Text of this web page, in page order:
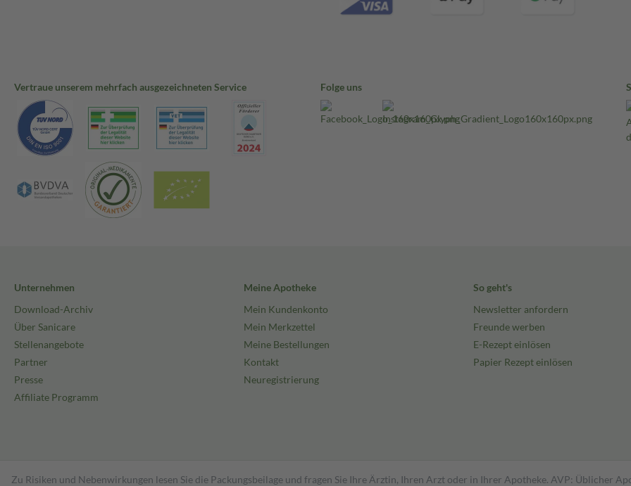
Vertraue unserem mehrfach ausgezeichneten Service Folge uns
Unternehmen
Download-Archiv
Über Sanicare
Stellenangebote
Partner
Presse
Affiliate Programm
Meine Apotheke
Mein Kundenkonto
Mein Merkzettel
Meine Bestellungen
Kontakt
Neuregistrierung
So geht's
Newsletter anfordern
Freunde werben
E-Rezept einlösen
Papier Rezept einlösen
Zu Risiken und Nebenwirkungen lesen Sie die Packungsbeilage und fragen Sie Ihre Ärztin, Ihren Arzt oder in Ihrer Apotheke. AVP: Üblicher